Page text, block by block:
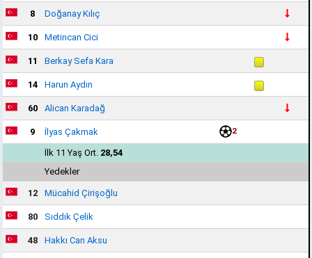
8 Doğanay Kılıç
10 Metincan Cici
11 Berkay Sefa Kara
14 Harun Aydın
60 Alican Karadağ
9 İlyas Çakmak 2
İlk 11 Yaş Ort. 28,54
Yedekler
12 Mücahid Çirişoğlu
80 Sıddık Çelik
48 Hakkı Can Aksu